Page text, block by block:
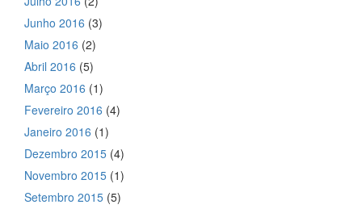
Junho 2016 (3)
Maio 2016 (2)
Abril 2016 (5)
Março 2016 (1)
Fevereiro 2016 (4)
Janeiro 2016 (1)
Dezembro 2015 (4)
Novembro 2015 (1)
Setembro 2015 (5)